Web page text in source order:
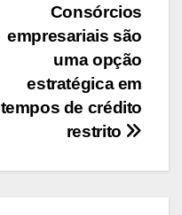
Consórcios
empresariais são
uma opção
estratégica em
tempos de crédito
restrito